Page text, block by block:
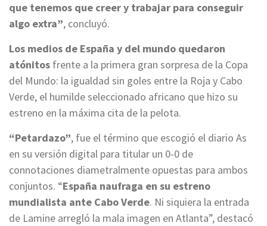
que tenemos que creer y trabajar para conseguir
algo extra”, concluyó.
Los medios de España y del mundo quedaron
atónitos frente a la primera gran sorpresa de la Copa
del Mundo: la igualdad sin goles entre la Roja y Cabo
Verde, el humilde seleccionado africano que hizo su
estreno en la máxima cita de la pelota.
“Petardazo”, fue el término que escogió el diario As
en su versión digital para titular un 0-0 de
connotaciones diametralmente opuestas para ambos
conjuntos. “España naufraga en su estreno
mundialista ante Cabo Verde. Ni siquiera la entrada
de Lamine arregló la mala imagen en Atlanta”, destacó